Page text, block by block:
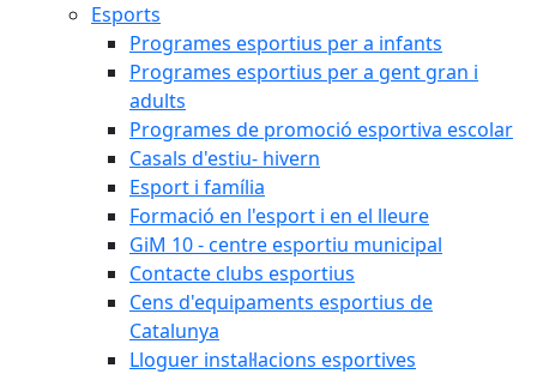
Esports
Programes esportius per a infants
Programes esportius per a gent gran i
adults
Programes de promoció esportiva escolar
Casals d'estiu- hivern
Esport i família
Formació en l'esport i en el lleure
GiM 10 - centre esportiu municipal
Contacte clubs esportius
Cens d'equipaments esportius de
Catalunya
Lloguer instal·lacions esportives